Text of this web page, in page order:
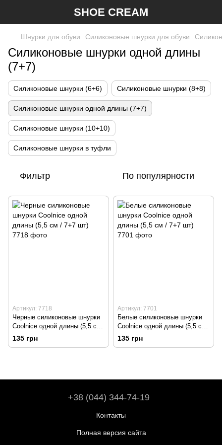
SHOE CREAM
Шнурки для обуви Силиконовые шнурки для обуви
Силиконовые шнурки одной длины
(7+7)
Силиконовые шнурки (6+6) Силиконовые шнурки (8+8)
Силиконовые шнурки одной длины (7+7)
Силиконовые шнурки (10+10)
Силиконовые шнурки в туфли
Фильтр По популярности
Артикул: 7718
Черные силиконовые шнурки
Coolnice одной длины (5,5 см
/ 7+7 шт)
135 грн
Артикул: 7701
Белые силиконовые шнурки
Coolnice одной длины (5,5 см
/ 7+7 шт)
135 грн
+38 (044) 344-74-19
Контакты
Полная версия сайта